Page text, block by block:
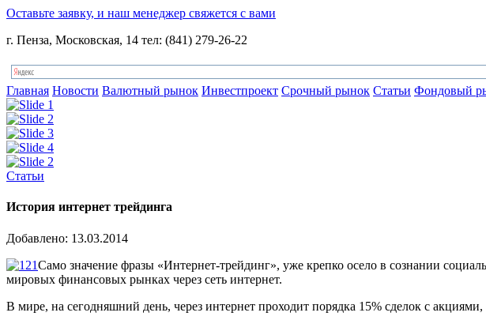
Оставьте заявку, и наш менеджер свяжется с вами
г. Пенза, Московская, 14 тел: (841) 279-26-22
Главная Новости Валютный рынок Инвестпроект Срочный рынок Статьи Фондовый
Статьи
История интернет трейдинга
Добавлено: 13.03.2014
Само значение фразы «Интернет-трейдинг», уже крепко осело в сознании
мировых финансовых рынках через сеть интернет.
В мире, на сегодняшний день, через интернет проходит порядка 15% сделок с